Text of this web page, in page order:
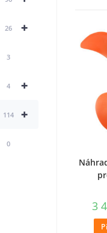
3
+
26
3
+
4
+
114
0